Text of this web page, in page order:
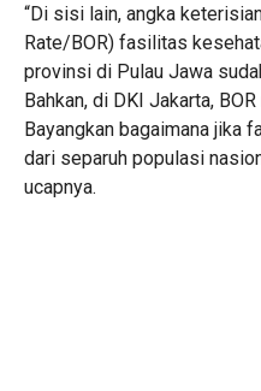
“Di sisi lain, angka
Rate/BOR) fasilitas
provinsi di Pulau Jawa
Bahkan, di DKI Jakarta,
Bayangkan bagaimana jika
dari separuh populasi
ucapnya.